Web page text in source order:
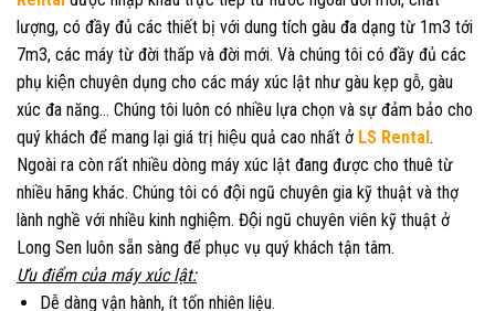
lượng, có đầy đủ các thiết bị với dung tích gàu đa dạng từ 1m3 tới
7m3, các máy từ đời thấp và đời mới. Và chúng tôi có đầy đủ các
phụ kiện chuyên dụng cho các máy xúc lật như gàu kẹp gỗ, gàu
xúc đa năng… Chúng tôi luôn có nhiều lựa chọn và sự đảm bảo cho
quý khách để mang lại giá trị hiệu quả cao nhất ở LS Rental .
Ngoài ra còn rất nhiều dòng máy xúc lật đang được cho thuê từ
nhiều hãng khác. Chúng tôi có đội ngũ chuyên gia kỹ thuật và thợ
lành nghề với nhiều kinh nghiệm. Đội ngũ chuyên viên kỹ thuật ở
Long Sen luôn sẵn sàng để phục vụ quý khách tận tâm.
Ưu điểm của máyxúc lật:
Dễ dàng vận hành, ít tốn nhiên liệu.